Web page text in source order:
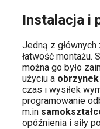
Instalacja i
Jedną z głównych
łatwość montażu.
można go było
użyciu a obrzynek
czas i wysiłek
programowanie
m.in
opóźnienia i siły